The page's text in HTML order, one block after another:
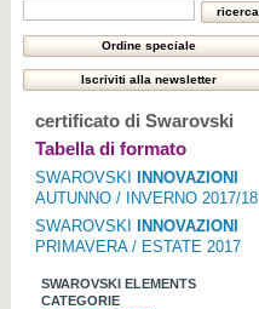
certificato di Swarovski
Tabella di formato
SWAROVSKI
INNOVAZIONI
AUTUNNO / INVERNO 2017/18
SWAROVSKI
INNOVAZIONI
PRIMAVERA / ESTATE 2017
SWAROVSKI ELEMENTS
CATEGORIE